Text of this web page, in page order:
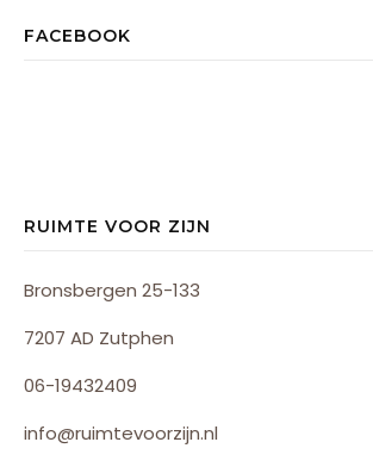
FACEBOOK
RUIMTE VOOR ZIJN
Bronsbergen 25-133
7207 AD Zutphen
06-19432409
info@ruimtevoorzijn.nl